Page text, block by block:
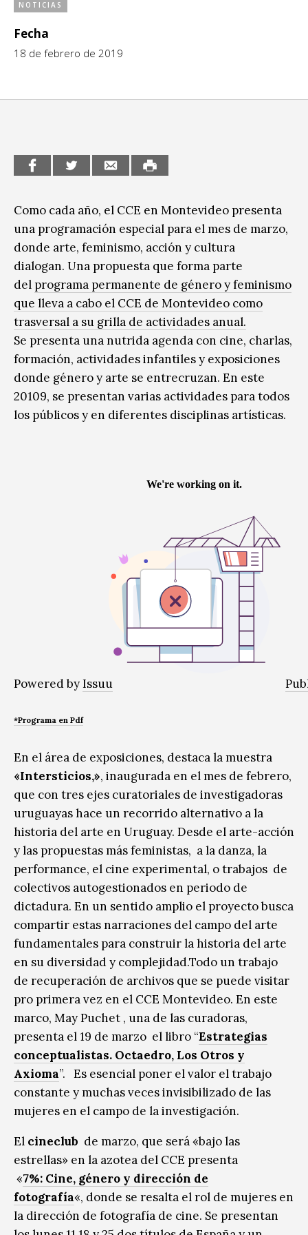
Espacio itinerante de lectura infantil
Formación
Medio Ambiente
Sin categoría
NOTICIAS
Fecha
18 de febrero de 2019
Como cada año, el CCE en Montevideo presenta
una programación especial para el mes de marzo,
donde arte, feminismo, acción y cultura
dialogan. Una propuesta que forma parte
del programa permanente de género y feminismo
que lleva a cabo el CCE de Montevideo como
trasversal a su grilla de actividades anual.
Se presenta una nutrida agenda con cine, charlas,
formación, actividades infantiles y exposiciones
donde género y arte se entrecruzan. En este
20109, se presentan varias actividades para todos
los públicos y en diferentes disciplinas artísticas.
Powered byIssuu
*Programa en Pdf
En el área de exposiciones, destaca la muestra
«Intersticios,», inaugurada en el mes de febrero,
que con tres ejes curatoriales de investigadoras
uruguayas hace un recorrido alternativo a la
historia del arte en Uruguay. Desde el arte-acción
y las propuestas más feministas, a la danza, la
performance, el cine experimental, o trabajos de
colectivos autogestionados en periodo de
dictadura. En un sentido amplio el proyecto busca
compartir estas narraciones del campo del arte
fundamentales para construir la historia del arte
en su diversidad y complejidad.Todo un trabajo
de recuperación de archivos que se puede visitar
pro primera vez en el CCE Montevideo. En este
marco, May Puchet , una de las curadoras,
presenta el 19 de marzo el libro “Estrategias
conceptualistas. Octaedro, Los Otros y
Axioma”. Es esencial poner el valor el trabajo
constante y muchas veces invisibilizado de las
mujeres en el campo de la investigación.
El cineclub de marzo, que será «bajo las
estrellas» en la azotea del CCE presenta
«7%: Cine, género y dirección de
fotografía«, donde se resalta el rol de mujeres en
la dirección de fotografía de cine. Se presentan